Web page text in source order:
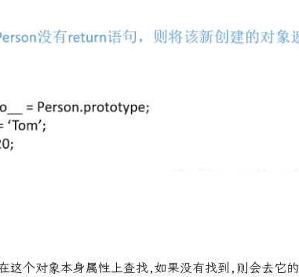
这个对象本身属性上查找,如果没有找到,则会去它的